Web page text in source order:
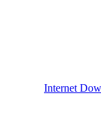
Internet